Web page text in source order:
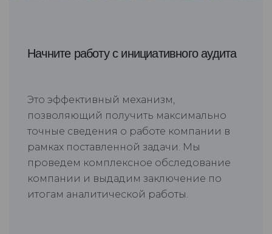
Начните работу с инициативного аудита
Это эффективный механизм,
позволяющий получить максимально
точные сведения о работе компании в
рамках поставленной задачи. Мы
проведем комплексное обследование
компании и выдадим заключение по
итогам аналитической работы.